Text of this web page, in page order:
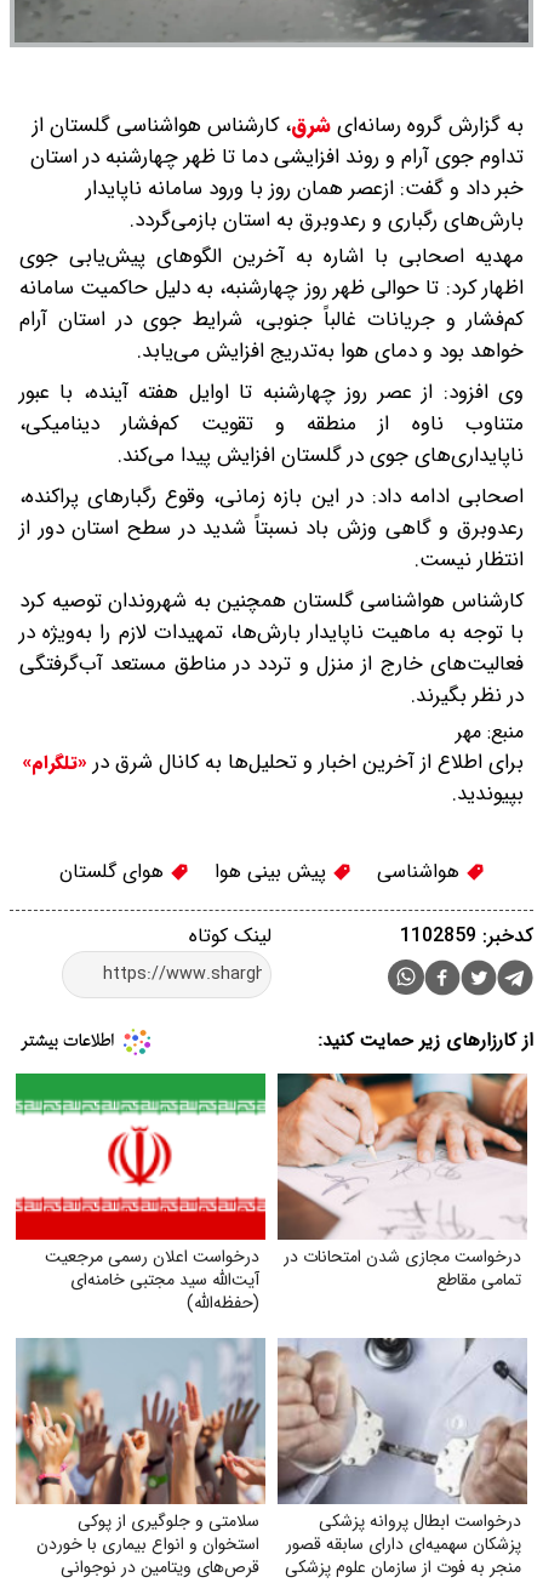
به گزارش گروه رسانه‌ایشرق،کارشناس هواشناسی گلستان از
تداوم جوی آرام و روند افزایشی دما تا ظهر چهارشنبه در استان
خبر داد و گفت: ازعصر همان روز با ورود سامانه ناپایدار
بارش‌های رگباری و رعدوبرق به استان بازمی‌گردد.
مهدیه اصحابی با اشاره به آخرین الگوهای پیش‌یابی جوی
اظهار کرد: تا حوالی ظهر روز چهارشنبه، به دلیل حاکمیت سامانه
کم‌فشار و جریانات غالباً جنوبی، شرایط جوی در استان آرام
خواهد بود و دمای هوا به‌تدریج افزایش می‌یابد.
وی افزود: از عصر روز چهارشنبه تا اوایل هفته آینده، با عبور
متناوب ناوه از منطقه و تقویت کم‌فشار دینامیکی،
ناپایداری‌های جوی در گلستان افزایش پیدا می‌کند.
اصحابی ادامه داد: در این بازه زمانی، وقوع رگبارهای پراکنده،
رعدوبرق و گاهی وزش باد نسبتاً شدید در سطح استان دور از
انتظار نیست.
کارشناس هواشناسی گلستان همچنین به شهروندان توصیه کرد
با توجه به ماهیت ناپایدار بارش‌ها، تمهیدات لازم را به‌ویژه در
فعالیت‌های خارج از منزل و تردد در مناطق مستعد آب‌گرفتگی
در نظر بگیرند.
منبع: مهر
برای اطلاع از آخرین اخبار و تحلیل‌ها به کانال شرق در «تلگرام»
بپیوندید.
هواشناسی پیش بینی هوا هوای گلستان
لینک کوتاه کدخبر: 1102859
از کارزارهای زیر حمایت کنید:
درخواست مجازی شدن امتحانات در
تمامی مقاطع
درخواست اعلان رسمی مرجعیت
آیت‌الله سید مجتبی خامنه‌ای
(حفظه‌الله)
درخواست ابطال پروانه پزشکی
پزشکان سهمیه‌ای دارای سابقه قصور
منجر به فوت از سازمان علوم پزشکی
سلامتی و جلوگیری از پوکی
استخوان و انواع بیماری با خوردن
قرص‌های ویتامین در نوجوانی